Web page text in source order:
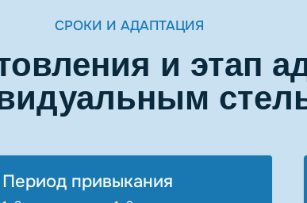
и этап
СРОКИ И АДАПТАЦИЯ
Период привыкания